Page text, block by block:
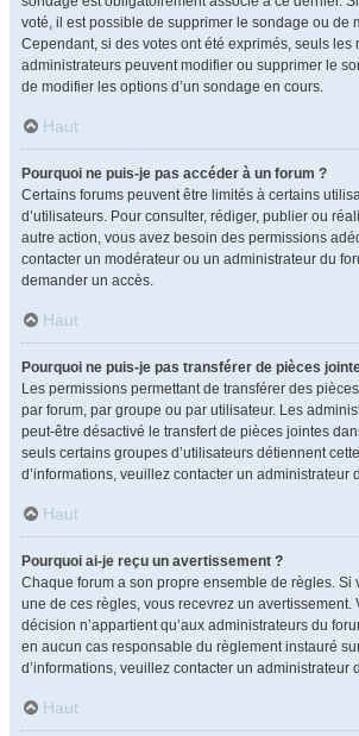
voté, il est possible de supprimer le sondage ou de
Cependant, si des votes ont été exprimés, seuls les
administrateurs peuvent modifier ou supprimer le
de modifier les options d’un sondage en cours.
Haut
Pourquoi ne puis-je pas accéder à un forum ?
Certains forums peuvent être limités à certains
d’utilisateurs. Pour consulter, rédiger, publier ou
autre action, vous avez besoin des permissions
contacter un modérateur ou un administrateur du
demander un accès.
Haut
Pourquoi ne puis-je pas transférer de pièces
Les permissions permettant de transférer des
par forum, par groupe ou par utilisateur. Les
peut-être désactivé le transfert de pièces jointes
seuls certains groupes d’utilisateurs détiennent
d’informations, veuillez contacter un administrateur
Haut
Pourquoi ai-je reçu un avertissement ?
Chaque forum a son propre ensemble de règles. Si
une de ces règles, vous recevrez un avertissement.
décision n’appartient qu’aux administrateurs du
en aucun cas responsable du règlement instauré
d’informations, veuillez contacter un administrateur
Haut